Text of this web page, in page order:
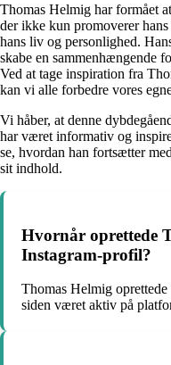
Thomas Helmig har formået
der ikke kun promoverer
hans liv og personlighed.
skabe en sammenhængende
Ved at tage inspiration fra
kan vi alle forbedre vores
Vi håber, at denne
har været informativ og
se, hvordan han fortsætter
sit indhold.
Hvornår oprettede
Instagram-profil?
Thomas Helmig
siden været aktiv på